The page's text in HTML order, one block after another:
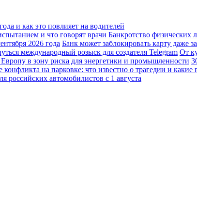
и как это повлияет на водителей
и что говорят врачи Банкротство физических
2026 года Банк может заблокировать карту даже
международный розыск для создателя Telegram От
в зону риска для энергетики и промышленности
на парковке: что известно о трагедии и какие
российских автомобилистов с 1 августа